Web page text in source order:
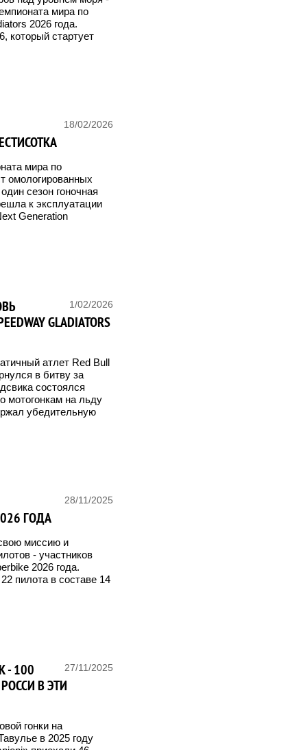
мира по
2026 года.
который стартует
18/02/2026
мира по
омологированных
сезон гоночная
к эксплуатации
Generation
1/02/2026
GLADIATORS
атлет Red Bull
в битву за
состоялся
мотогонкам на льду
убедительную
28/11/2025
ГОДА
миссию и
- участников
2026 года.
пилота в составе 14
27/11/2025
- 100
В ЭТИ
гонки на
в 2025 году